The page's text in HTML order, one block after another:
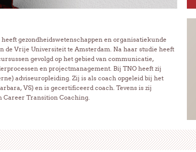
gezondheidswetenschappen en organisatiekunde
de Vrije Universiteit te Amsterdam. Na haar studie heeft
gevolgd op het gebied van communicatie,
en projectmanagement. Bij TNO heeft zij
adviseuropleiding. Zij is als coach opgeleid bij het
VS) en is gecertificeerd coach. Tevens is zij
Career Transition Coaching.